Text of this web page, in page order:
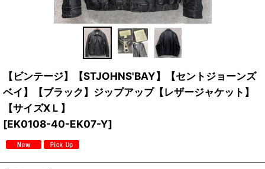
【ビンテージ】【STJOHNS'BAY】【セントジョーンズ
ベイ】【ブラック】ジップアップ【レザージャケット】
【サイズXＬ】
[EK0108-40-EK07-Y]